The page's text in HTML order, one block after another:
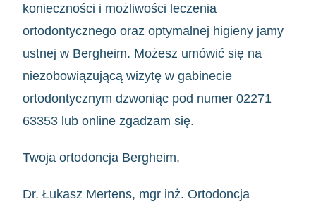
konieczności i możliwości leczenia
ortodontycznego oraz optymalnej higieny jamy
ustnej w Bergheim. Możesz umówić się na
niezobowiązującą wizytę w gabinecie
ortodontycznym dzwoniąc pod numer 02271
63353 lubonline zgadzam się.
Twoja ortodoncja Bergheim,
Dr. Łukasz Mertens, mgr inż. Ortodoncja